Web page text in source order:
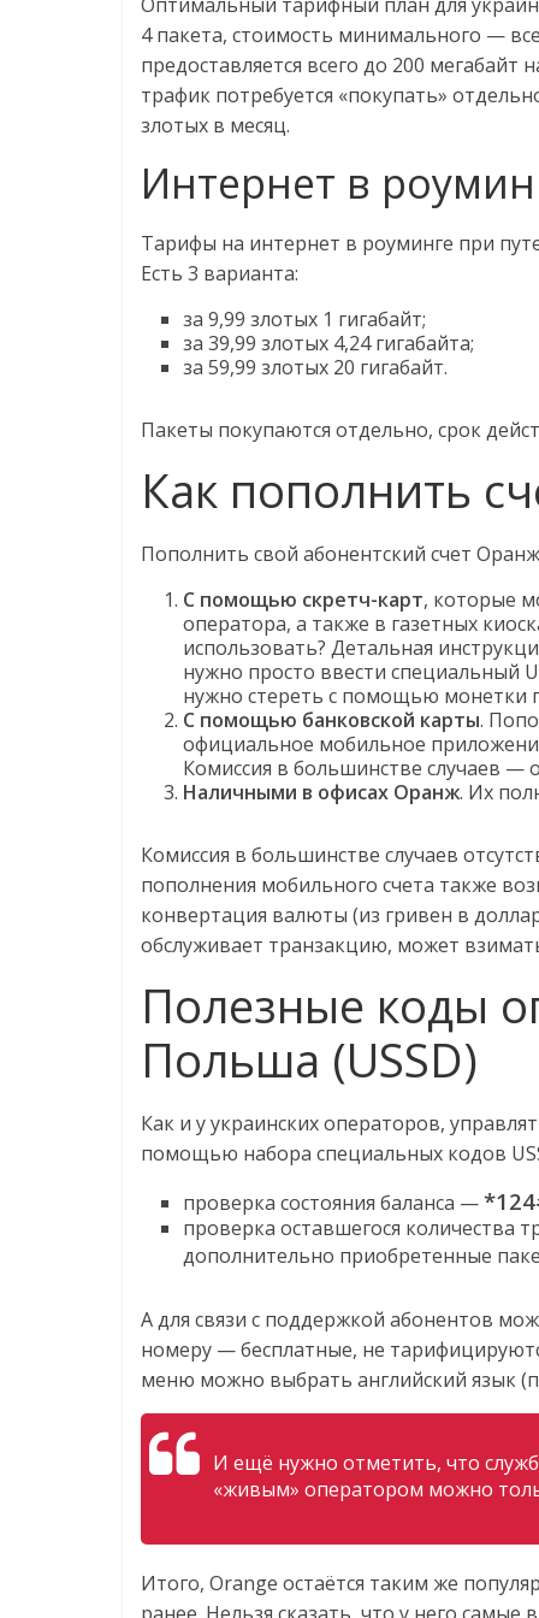
4 пакета, стоимость минимального —
предоставляется всего до 200 мегабайт
трафик потребуется «покупать»
злотых в месяц.
Интернет в
Тарифы на интернет в роуминге при
Есть 3 варианта:
за 9,99 злотых 1 гигабайт;
за 39,99 злотых 4,24 гигабайта;
за 59,99 злотых 20 гигабайт.
Пакеты покупаются отдельно, срок
Как пополнить
Пополнить свой абонентский счет
С помощью скретч-карт, которые
оператора, а также в газетных
использовать? Детальная
нужно просто ввести специальный
нужно стереть с помощью монетки
С помощью банковской карты.
официальное мобильное
Комиссия в большинстве случаев —
Наличными в офисах Оранж. Их
Комиссия в большинстве случаев
пополнения мобильного счета также
конвертация валюты (из гривен в
обслуживает транзакцию, может
Полезные коды
Польша (USSD)
Как и у украинских операторов,
помощью набора специальных кодов
проверка состояния баланса —
проверка оставшегося количества
дополнительно приобретенные
А для связи с поддержкой абонентов
номеру — бесплатные, не
меню можно выбрать английский язык
И ещё нужно отметить, что
«живым» оператором можно
Итого, Orange остаётся таким же